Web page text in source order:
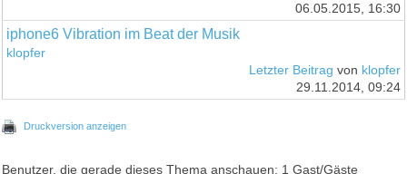
06.05.2015, 16:30
iphone6 Vibration im Beat der Musik
klopfer
Letzter Beitrag von klopfer
29.11.2014, 09:24
Druckversion anzeigen
Benutzer, die gerade dieses Thema anschauen: 1 Gast/Gäste